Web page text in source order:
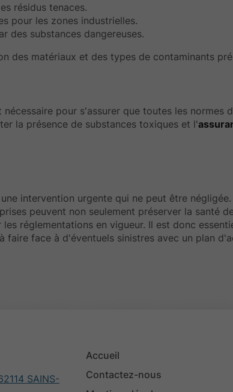
résidus tenaces.
pour les zones industrielles.
des substances dangereuses.
des matériaux et des types de contaminants
pour s'assurer que toutes les normes
la présence de substances toxiques et l'
intervention urgente qui ne peut être
peuvent non seulement préserver la santé
réglementations en vigueur. Il est donc
faire face à d'éventuels sinistres avec un plan
SAINS-
Accueil
Contactez-nous